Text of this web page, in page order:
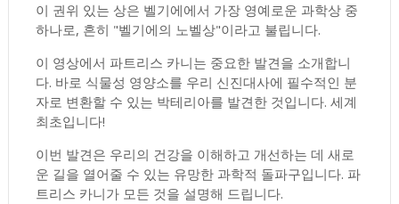
이 권위 있는 상은 벨기에에서 가장 영예로운 과학상 중
하나로, 흔히 "벨기에의 노벨상"이라고 불립니다.
이 영상에서 파트리스 카니는 중요한 발견을 소개합니
다. 바로 식물성 영양소를 우리 신진대사에 필수적인 분
자로 변환할 수 있는 박테리아를 발견한 것입니다. 세계
최초입니다!
이번 발견은 우리의 건강을 이해하고 개선하는 데 새로
운 길을 열어줄 수 있는 유망한 과학적 돌파구입니다. 파
트리스 카니가 모든 것을 설명해 드립니다.